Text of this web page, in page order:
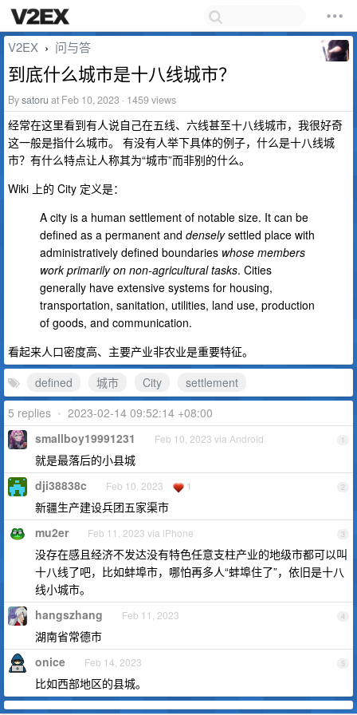
V2EX › 问与答
到底什么城市是十八线城市？
Bysatoru at Feb 10, 2023 · 1459 views
经常在这里看到有人说自己在五线、六线甚至十八线城市，我很好奇
这一般是指什么城市。 有没有人举下具体的例子，什么是十八线城
市？有什么特点让人称其为“城市”而非别的什么。
Wiki 上的 City 定义是：
A city is a human settlement of notable size. It can be
defined as a permanent and denselysettled place with
administratively defined boundaries whose members
work primarily on non-agricultural tasks. Cities
generally have extensive systems for housing,
transportation, sanitation, utilities, land use, production
of goods, and communication.
看起来人口密度高、主要产业非农业是重要特征。
defined
城市 City
settlement
5 replies • 2023-02-14 09:52:14 +08:00
1
smallboy19991231 Feb 10, 2023 via Android
就是最落后的小县城
2
dji38838c Feb 10, 2023 1
新疆生产建设兵团五家渠市
3
mu2er Feb 11, 2023 via iPhone
没存在感且经济不发达没有特色任意支柱产业的地级市都可以叫
十八线了吧，比如蚌埠市，哪怕再多人“蚌埠住了”，依旧是十八
线小城市。
4
hangszhang Feb 11, 2023
湖南省常德市
5
onice Feb 14, 2023
比如西部地区的县城。